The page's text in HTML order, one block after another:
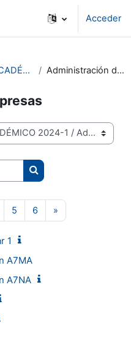
Acceder
SEMESTRE ACADÉMICO 2024-1 Administración de Empresas
Buscar cursos
4
5 Página 5
6Página 6
»
1
A7MA
A7NA